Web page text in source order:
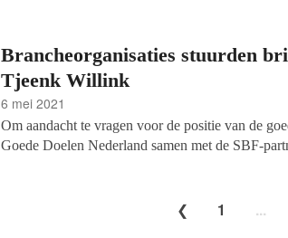
Brancheorganisaties stuurden
Tjeenk Willink
6 mei 2021
Om aandacht te vragen voor de positie van de
Goede Doelen Nederland samen met de SBF-
sociale problemen die het gevolg zijn van
1 ...